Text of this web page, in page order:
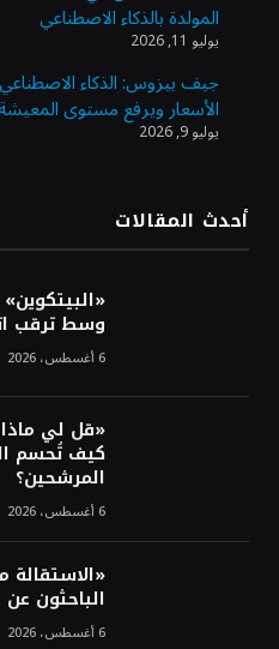
الذهب يسجل أعلى مستوى
من تراجع الدولار
الدولار الأمريكي يتراجع
ترقب تطورات الوساطة بشأن
المولدة بالذكاء الاصطناعي
يوليو 11, 2026
جيف بيزوس: الذكاء
الأسعار ويرفع مستوى
يوليو 9, 2026
أحدث المقالات
وسط ترقب
6 أغسطس، 2026
«قل لي
كيف تُحسم
المرشحين؟
6 أغسطس، 2026
«الاستقالة
الباحثون عن
6 أغسطس، 2026